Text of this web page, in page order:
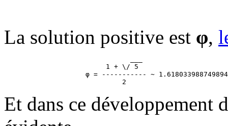
La solution positive est φ,
                         1 + \/ 5
φ = ----------- ~
Et dans ce développement